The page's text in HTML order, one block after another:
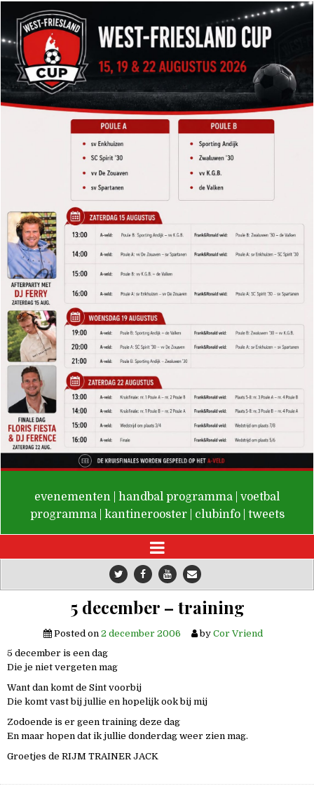
De Valken
evenementen handbal programma
voetbal
programma
kantinerooster clubinfo tweets
5 december – training
Posted on 2 december 2006 by Cor Vriend
5 december is een dag
Die je niet vergeten mag
Want dan komt de Sint voorbij
Die komt vast bij jullie en hopelijk ook bij mij
Zodoende is er geen training deze dag
En maar hopen dat ik jullie donderdag weer zien mag.
Groetjes de RIJM TRAINER JACK